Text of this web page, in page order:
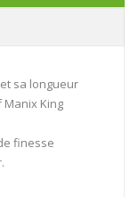
sa longueur
King
finesse